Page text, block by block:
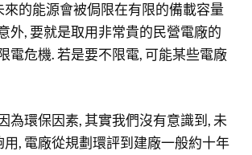
來的能源會被侷限在有限的備載容量
外, 要就是取用非常貴的民營電廠的
電危機. 若是要不限電, 可能某些電廠
為環保因素, 其實我們沒有意識到, 未
, 電廠從規劃環評到建廠一般約十年